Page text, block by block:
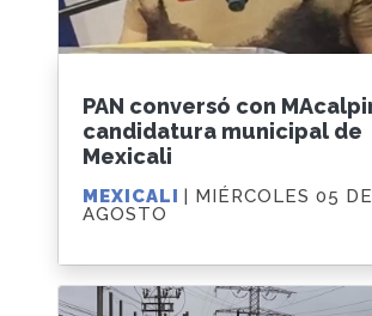
PAN conversó con
candidatura municipal de
Mexicali
MEXICALI
| MIÉRCOLES 05 DE
AGOSTO